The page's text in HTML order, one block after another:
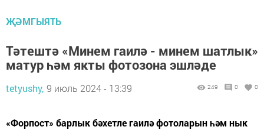
ҖӘМГЫЯТЬ
Тәтештә «Минем гаилә - минем шатлык»
матур һәм якты фотозона эшләде
tetyushy, 9 июль 2024 - 13:39 249 0 0
«Форпост» барлык бәхетле гаилә фотоларын һәм нык